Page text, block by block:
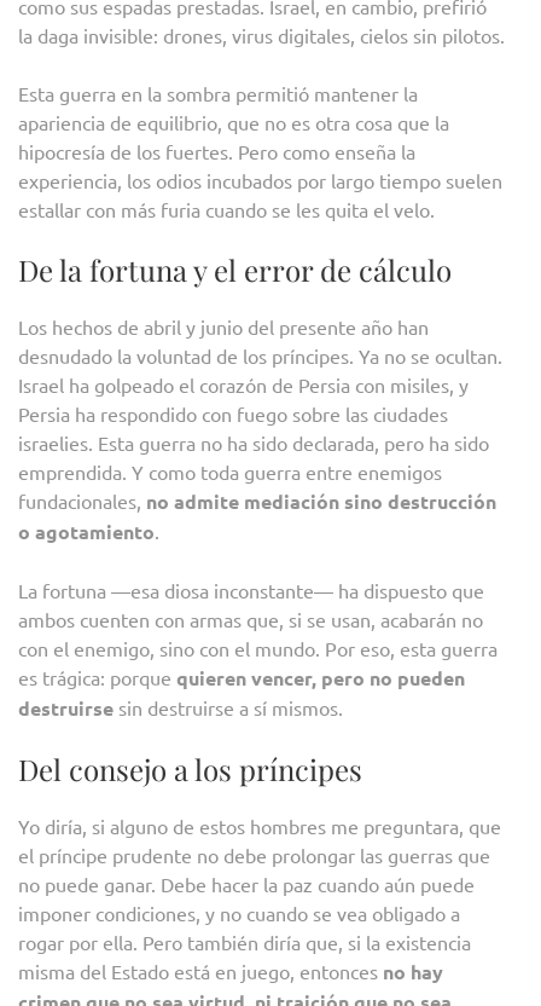
como sus espadas prestadas. Israel, en cambio, prefirió
la daga invisible: drones, virus digitales, cielos sin pilotos.
Esta guerra en la sombra permitió mantener la
apariencia de equilibrio, que no es otra cosa que la
hipocresía de los fuertes. Pero como enseña la
experiencia, los odios incubados por largo tiempo suelen
estallar con más furia cuando se les quita el velo.
De la fortuna y el error de cálculo
Los hechos de abril y junio del presente año han
desnudado la voluntad de los príncipes. Ya no se ocultan.
Israel ha golpeado el corazón de Persia con misiles, y
Persia ha respondido con fuego sobre las ciudades
israelies. Esta guerra no ha sido declarada, pero ha sido
emprendida. Y como toda guerra entre enemigos
fundacionales, no admite mediación sino destrucción
o agotamiento.
La fortuna —esa diosa inconstante— ha dispuesto que
ambos cuenten con armas que, si se usan, acabarán no
con el enemigo, sino con el mundo. Por eso, esta guerra
es trágica: porque quieren vencer, pero no pueden
destruirse sin destruirse a sí mismos.
Del consejo a los príncipes
Yo diría, si alguno de estos hombres me preguntara, que
el príncipe prudente no debe prolongar las guerras que
no puede ganar. Debe hacer la paz cuando aún puede
imponer condiciones, y no cuando se vea obligado a
rogar por ella. Pero también diría que, si la existencia
misma del Estado está en juego, entonces no hay